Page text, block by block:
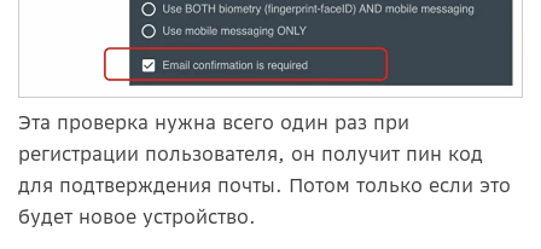
Эта проверка нужна всего один раз при
регистрации пользователя, он получит пин код
для подтверждения почты. Потом только если это
будет новое устройство.